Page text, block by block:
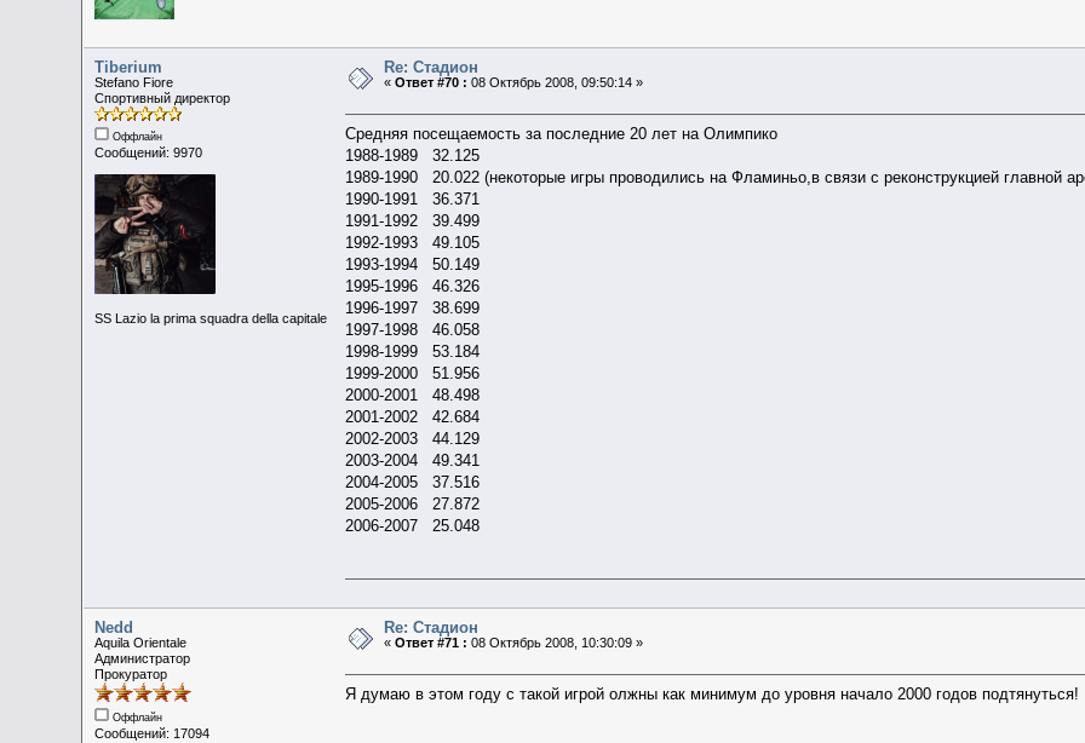
Tiberium
Stefano Fiore
Спортивный директор
Оффлайн
Сообщений: 9970
SS Lazio la prima squadra della capitale
Re: Стадион
«Ответ #70 : 08 Октябрь 2008, 09:50:14 »
Средняя посещаемость за последние 20 лет на Олимпико
1988-1989 32.125
1989-1990 20.022 (некоторые игры проводились на Фламиньо,в связи с реконструкцией главной
1990-1991 36.371
1991-1992 39.499
1992-1993 49.105
1993-1994 50.149
1995-1996 46.326
1996-1997 38.699
1997-1998 46.058
1998-1999 53.184
1999-2000 51.956
2000-2001 48.498
2001-2002 42.684
2002-2003 44.129
2003-2004 49.341
2004-2005 37.516
2005-2006 27.872
2006-2007 25.048
Nedd
Aquila Orientale
Администратор
Прокуратор
Оффлайн
Сообщений: 17094
Re: Стадион
«Ответ #71 : 08 Октябрь 2008, 10:30:09 »
Я думаю в этом году с такой игрой олжны как минимум до уровня начало 2000 годов подтянуться!